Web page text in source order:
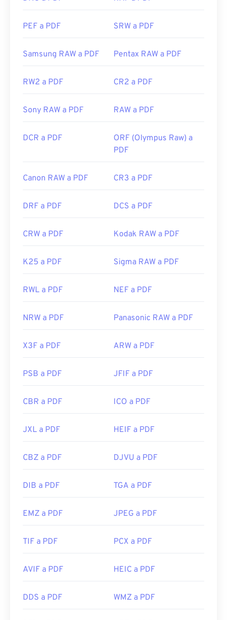
Enlaces útiles:
https://acrobat.adobe.com/us/es/por-que-
PEF a PDF SRW a PDF
Samsung RAW a PDF Pentax RAW a PDF
RW2 a PDF CR2 a PDF
Sony RAW a PDF RAW a PDF
DCR a PDF
ORF (Olympus Raw) a
PDF
Canon RAW a PDF CR3 a PDF
DRF a PDF DCS a PDF
CRW a PDF Kodak RAW a PDF
K25 a PDF Sigma RAW a PDF
RWL a PDF NEF a PDF
NRW a PDF Panasonic RAW a PDF
X3F a PDF ARW a PDF
PSB a PDF JFIF a PDF
CBR a PDF ICO a PDF
JXL a PDF HEIF a PDF
CBZ a PDF DJVU a PDF
DIB a PDF TGA a PDF
EMZ a PDF JPEG a PDF
TIF a PDF PCX a PDF
AVIF a PDF HEIC a PDF
DDS a PDF WMZ a PDF